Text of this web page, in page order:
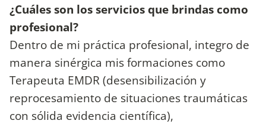
¿Cuáles son los servicios que brindas como
profesional?
Dentro de mi práctica profesional, integro de
manera sinérgica mis formaciones como
Terapeuta EMDR (desensibilización y
reprocesamiento de situaciones traumáticas
con sólida evidencia científica),